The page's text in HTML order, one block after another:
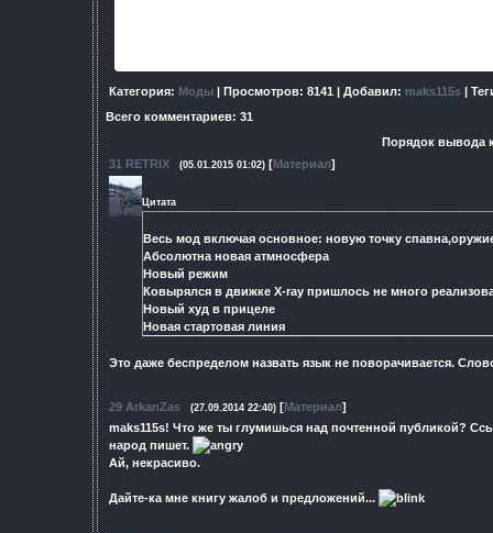
Категория: Моды | Просмотров: 8141 | Добавил: maks115s |
Всего комментариев: 31
Порядок вывода
31 RETRIX (05.01.2015 01:02) [Материал]
Цитата
Весь мод включая основное: новую точку
Абсолютна новая атмносфера
Новый режим
Ковырялся в движке Х-ray пришлось не много
Новый худ в прицеле
Новая стартовая линия
Это даже беспределом назвать язык не поворачивается.
29 ArkanZas (27.09.2014 22:40) [Материал]
maks115s! Что же ты глумишься над почтенной публикой?
народ пишет.
Ай, некрасиво.
Дайте-ка мне книгу жалоб и предложений...